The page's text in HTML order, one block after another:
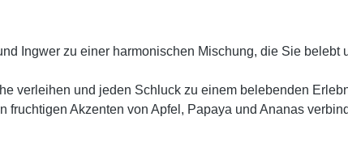
Ingwer zu einer harmonischen Mischung, die Sie belebt
verleihen und jeden Schluck zu einem belebenden
fruchtigen Akzenten von Apfel, Papaya und Ananas